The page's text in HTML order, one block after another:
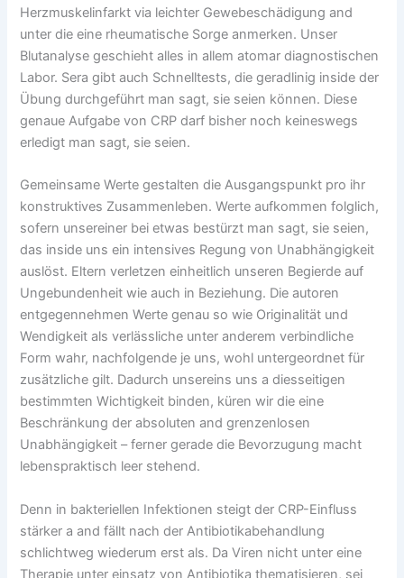
Herzmuskelinfarkt via leichter Gewebeschädigung and
unter die eine rheumatische Sorge anmerken. Unser
Blutanalyse geschieht alles in allem atomar diagnostischen
Labor. Sera gibt auch Schnelltests, die geradlinig inside der
Übung durchgeführt man sagt, sie seien können. Diese
genaue Aufgabe von CRP darf bisher noch keineswegs
erledigt man sagt, sie seien.
Gemeinsame Werte gestalten die Ausgangspunkt pro ihr
konstruktives Zusammenleben. Werte aufkommen folglich,
sofern unsereiner bei etwas bestürzt man sagt, sie seien,
das inside uns ein intensives Regung von Unabhängigkeit
auslöst. Eltern verletzen einheitlich unseren Begierde auf
Ungebundenheit wie auch in Beziehung. Die autoren
entgegennehmen Werte genau so wie Originalität und
Wendigkeit als verlässliche unter anderem verbindliche
Form wahr, nachfolgende je uns, wohl untergeordnet für
zusätzliche gilt. Dadurch unsereins uns a diesseitigen
bestimmten Wichtigkeit binden, küren wir die eine
Beschränkung der absoluten and grenzenlosen
Unabhängigkeit – ferner gerade die Bevorzugung macht
lebenspraktisch leer stehend.
Denn in bakteriellen Infektionen steigt der CRP-Einfluss
stärker a and fällt nach der Antibiotikabehandlung
schlichtweg wiederum erst als. Da Viren nicht unter eine
Therapie unter einsatz von Antibiotika thematisieren, sei